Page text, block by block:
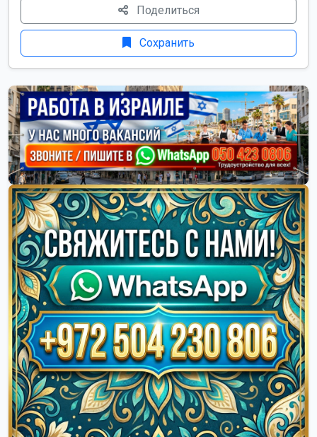
Поделиться
Сохранить